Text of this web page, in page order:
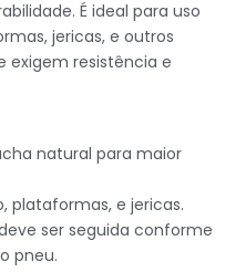
É ideal para uso
jericas, e outros
exigem resistência e
natural para maior
plataformas, e jericas.
ser seguida conforme
pneu.